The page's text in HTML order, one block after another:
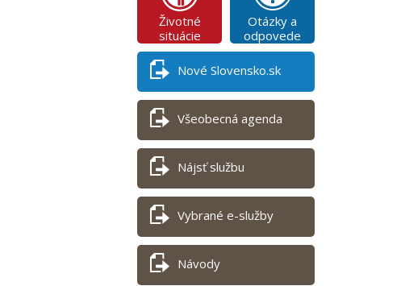
Životné
situácie
Otázky a
odpovede
Nové Slovensko.sk
Všeobecná agenda
Nájsť službu
Vybrané e-služby
Návody